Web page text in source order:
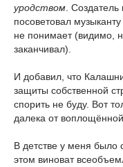
уродством .
посоветовал
не понимает (видимо,
заканчивал).
И добавил, что
защиты собственной
спорить не буду. Вот
далека от
В детстве у меня было
этом виноват